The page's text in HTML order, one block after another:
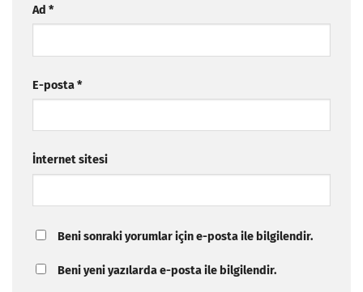
Ad *
E-posta*
İnternet sitesi
Beni sonraki yorumlar için e-posta ile bilgilendir.
Beni yeni yazılarda e-posta ile bilgilendir.